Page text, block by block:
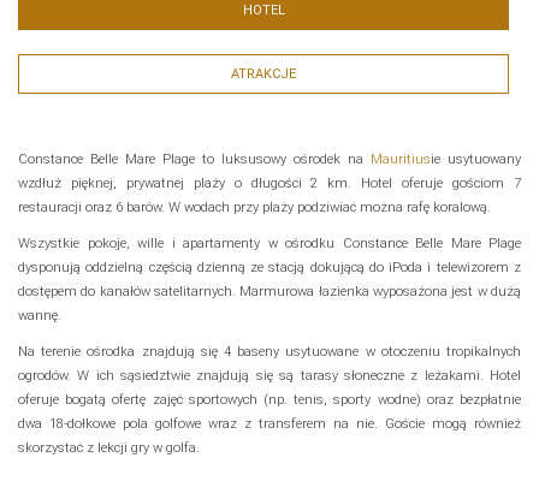
HOTEL
ATRAKCJE
Constance Belle Mare Plage to luksusowy ośrodek na Mauritiusie usytuowany
wzdłuż pięknej, prywatnej plaży o długości 2 km. Hotel oferuje gościom 7
restauracji oraz 6 barów. W wodach przy plaży podziwiać można rafę koralową.
Wszystkie pokoje, wille i apartamenty w ośrodku Constance Belle Mare Plage
dysponują oddzielną częścią dzienną ze stacją dokującą do iPoda i telewizorem z
dostępem do kanałów satelitarnych. Marmurowa łazienka wyposażona jest w dużą
wannę.
Na terenie ośrodka znajdują się 4 baseny usytuowane w otoczeniu tropikalnych
ogrodów. W ich sąsiedztwie znajdują się są tarasy słoneczne z leżakami. Hotel
oferuje bogatą ofertę zajęć sportowych (np. tenis, sporty wodne) oraz bezpłatnie
dwa 18-dołkowe pola golfowe wraz z transferem na nie. Goście mogą również
skorzystać z lekcji gry w golfa.